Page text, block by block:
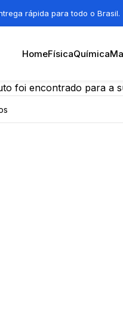
rápida para todo o Brasil.
HomeFísicaQuímica
foi encontrado para a